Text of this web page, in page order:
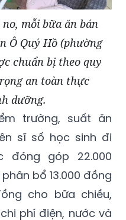
mỗi bữa ăn bán
Ô Quý Hồ (phường
chuẩn bị theo quy
an toàn thực
dưỡng.
trường, suất ăn
sĩ số học sinh đi
đóng góp 22.000
bổ 13.000 đồng
cho bữa chiều,
phí điện, nước và